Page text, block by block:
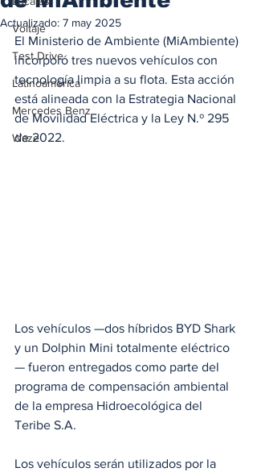
Voltaje
Test Drive
Latinoamérica
Mercedes Benz
Waze
Actualizado: 7 may 2025
El Ministerio de Ambiente (MiAmbiente)
incorporó tres nuevos vehículos con
tecnología limpia a su flota. Esta acción
está alineada con la Estrategia Nacional
de Movilidad Eléctrica y la Ley N.º 295
de 2022.
Los vehículos —dos híbridos BYD Shark
y un Dolphin Mini totalmente eléctrico
— fueron entregados como parte del
programa de compensación ambiental
de la empresa Hidroecológica del
Teribe S.A.
Los vehículos serán utilizados por la